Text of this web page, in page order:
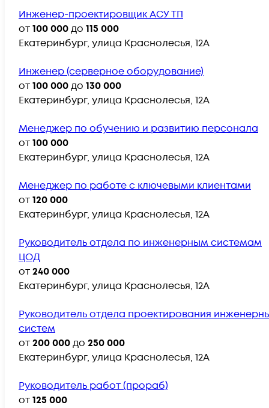
Инженер-проектировщик АСУ ТП
от100 000до 115 000
Екатеринбург, улица Краснолесья, 12А
Инженер (серверное оборудование)
от100 000до 130 000
Екатеринбург, улица Краснолесья, 12А
Менеджер по обучению и развитию персонала
от100 000
Екатеринбург, улица Краснолесья, 12А
Менеджер по работе с ключевыми клиентами
от120 000
Екатеринбург, улица Краснолесья, 12А
Руководитель отдела по инженерным системам
ЦОД
от240 000
Екатеринбург, улица Краснолесья, 12А
Руководитель отдела проектирования
систем
от200 000до 250 000
Екатеринбург, улица Краснолесья, 12А
Руководитель работ (прораб)
от125 000